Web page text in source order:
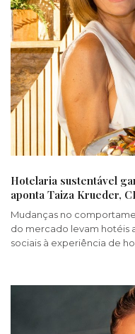
Hotelaria sustentável
aponta Taiza Krueder,
Mudanças no
do mercado levam hotéis
sociais à experiência de